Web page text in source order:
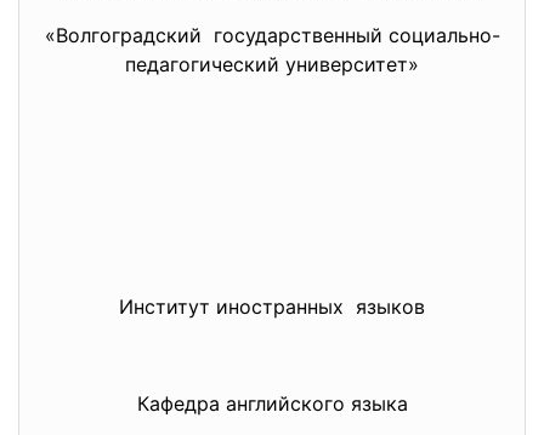
«Волгоградский государственный социально-
педагогический университет»
Институт иностранных языков
Кафедра английского языка